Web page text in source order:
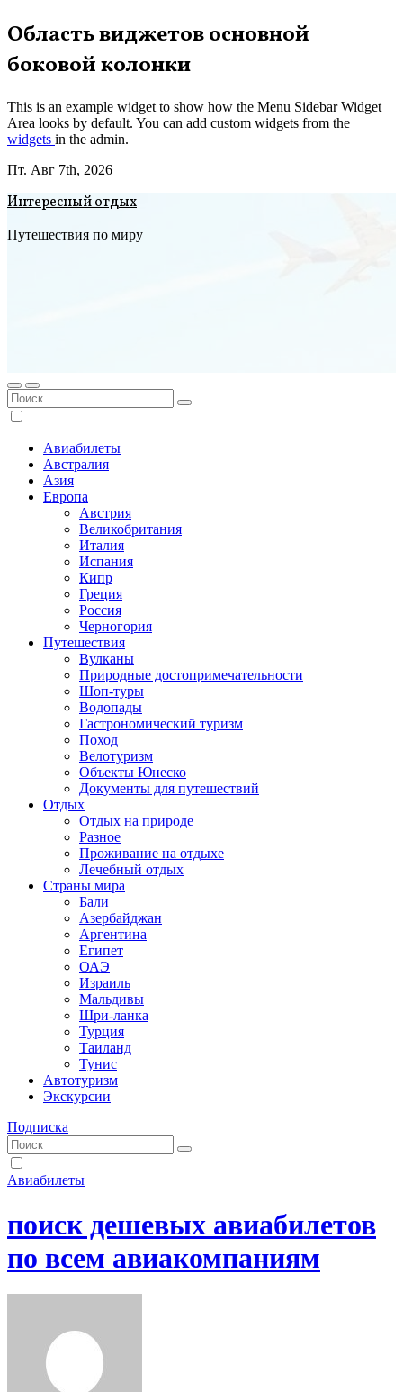
Перейти
к
содержимому
Область виджетов основной
боковой колонки
This is an example widget to show how the Menu Sidebar Widget
Area looks by default. You can add custom widgets from the
widgets in the admin.
Пт. Авг 7th, 2026
Интересный отдых
Путешествия по миру
Авиабилеты
Австралия
Азия
Европа
Австрия
Великобритания
Италия
Испания
Кипр
Греция
Россия
Черногория
Путешествия
Вулканы
Природные достопримечательности
Шоп-туры
Водопады
Гастрономический туризм
Поход
Велотуризм
Объекты Юнеско
Документы для путешествий
Отдых
Отдых на природе
Разное
Проживание на отдыхе
Лечебный отдых
Страны мира
Бали
Азербайджан
Аргентина
Египет
ОАЭ
Израиль
Мальдивы
Шри-ланка
Турция
Таиланд
Тунис
Автотуризм
Экскурсии
Подписка
Авиабилеты
поиск дешевых авиабилетов
по всем авиакомпаниям